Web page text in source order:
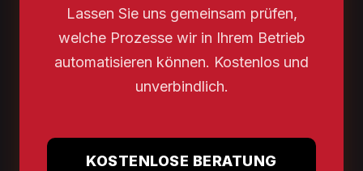
Lassen Sie uns gemeinsam prüfen,
welche Prozesse wir in Ihrem Betrieb
automatisieren können. Kostenlos und
unverbindlich.
KOSTENLOSE BERATUNG